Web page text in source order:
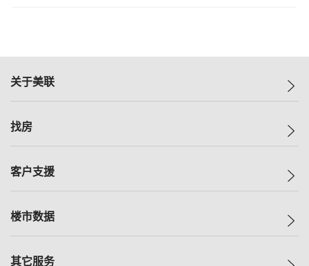
关于美联
美联集团
人才招募
找房
一手新房
减价
客户支援
自助放盘
楼市数据
指数
其它服务